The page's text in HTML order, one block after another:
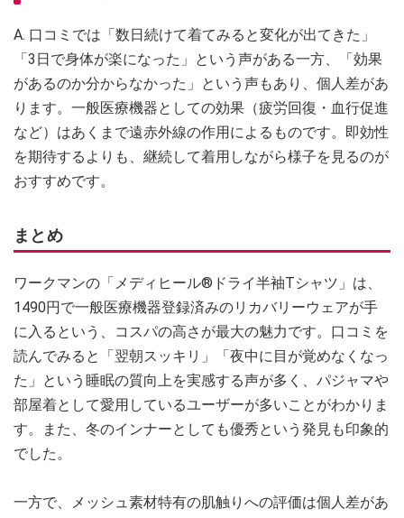
A. 口コミでは「数日続けて着てみると変化が出てきた」
「3日で身体が楽になった」という声がある一方、「効果
があるのか分からなかった」という声もあり、個人差があ
ります。一般医療機器としての効果（疲労回復・血行促進
など）はあくまで遠赤外線の作用によるものです。即効性
を期待するよりも、継続して着用しながら様子を見るのが
おすすめです。
まとめ
ワークマンの「メディヒール®ドライ半袖Tシャツ」は、
1490円で一般医療機器登録済みのリカバリーウェアが手
に入るという、コスパの高さが最大の魅力です。口コミを
読んでみると「翌朝スッキリ」「夜中に目が覚めなくなっ
た」という睡眠の質向上を実感する声が多く、パジャマや
部屋着として愛用しているユーザーが多いことがわかりま
す。また、冬のインナーとしても優秀という発見も印象的
でした。
一方で、メッシュ素材特有の肌触りへの評価は個人差があ